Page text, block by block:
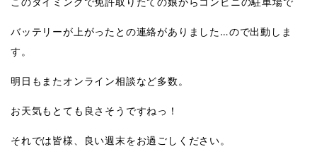
バッテリーが上がったとの連絡がありました…ので出動しま
す。
明日もまたオンライン相談など多数。
お天気もとても良さそうですねっ！
それでは皆様、良い週末をお過ごしください。